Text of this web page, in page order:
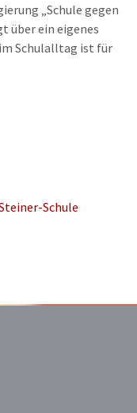
„Schule gegen
über ein eigenes
Schulalltag ist für
Schule